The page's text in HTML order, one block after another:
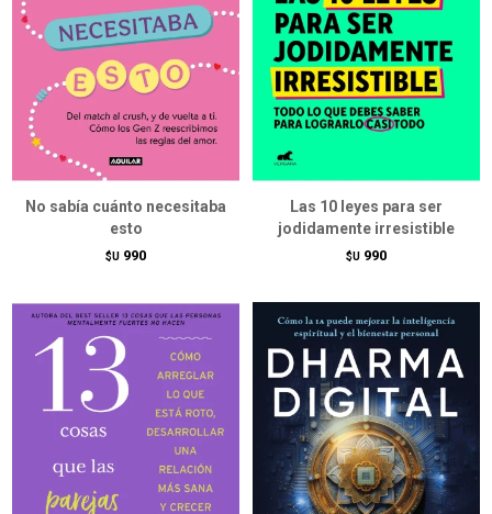
No sabía cuánto necesitaba
esto
$U 990
Las 10 leyes para ser
jodidamente irresistible
$U 990